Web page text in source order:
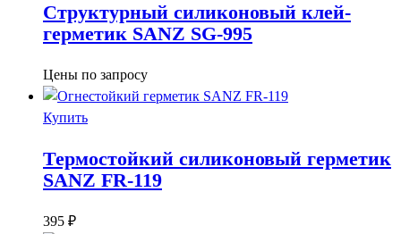
Структурный силиконовый клей-
герметик SANZ SG-995
Цены по запросу
Купить
Термостойкий силиконовый герметик
SANZ FR-119
395 ₽